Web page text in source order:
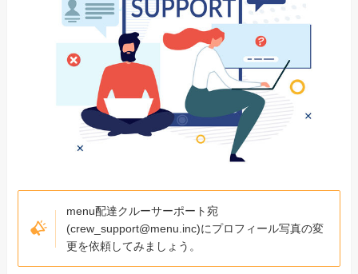
menu配達クルーサーポート宛
(crew_support@menu.inc)にプロフィール写真の変
更を依頼してみましょう。